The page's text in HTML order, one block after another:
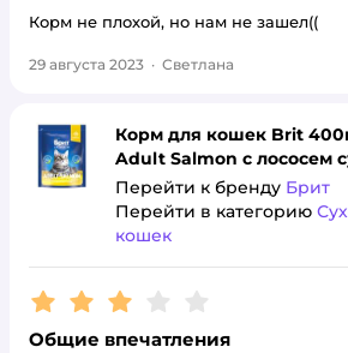
Корм не плохой, но нам не зашел((
29 августа 2023 · Светлана
Корм для кошек Brit
Adult Salmon с лососем
Перейти к бренду Брит
Перейти в категорию
кошек
Рейтинг:3
Общие впечатления